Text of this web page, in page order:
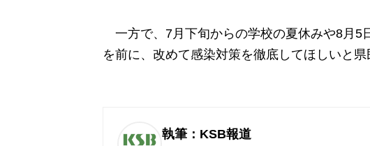
一方で、7月下旬からの学校の夏休みや8月5
を前に、改めて感染対策を徹底してほしいと県
執筆：KSB報道